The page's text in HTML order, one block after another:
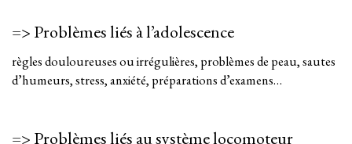
=> Problèmes liés à l’adolescence
règles douloureuses ou irrégulières, problèmes de peau, sautes
d’humeurs, stress, anxiété, préparations d’examens…
=> Problèmes liés au système locomoteur